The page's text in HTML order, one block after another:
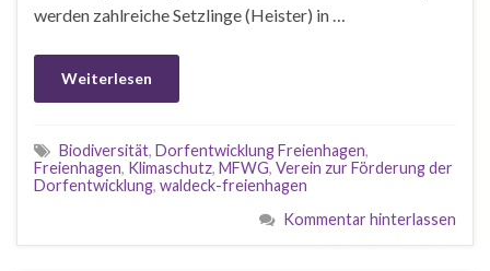
werden zahlreiche Setzlinge (Heister) in …
Weiterlesen
Biodiversität, Dorfentwicklung Freienhagen,
Freienhagen, Klimaschutz, MFWG, Verein zur Förderung der
Dorfentwicklung, waldeck-freienhagen
Kommentar hinterlassen